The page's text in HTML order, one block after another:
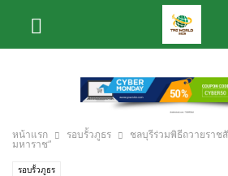
หน้าแรก รอบรั้วภูธร
ชลบุรีร่วมพิธีถวายราช
มหาราช”
รอบรั้วภูธร